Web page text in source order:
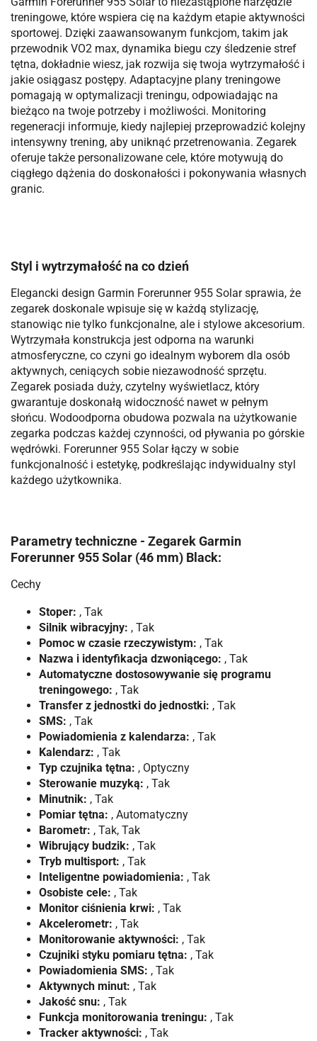
treningowe, które wspiera cię na każdym etapie aktywności
sportowej. Dzięki zaawansowanym funkcjom, takim jak
przewodnik VO2 max, dynamika biegu czy śledzenie stref
tętna, dokładnie wiesz, jak rozwija się twoja wytrzymałość i
jakie osiągasz postępy. Adaptacyjne plany treningowe
pomagają w optymalizacji treningu, odpowiadając na
bieżąco na twoje potrzeby i możliwości. Monitoring
regeneracji informuje, kiedy najlepiej przeprowadzić kolejny
intensywny trening, aby uniknąć przetrenowania. Zegarek
oferuje także personalizowane cele, które motywują do
ciągłego dążenia do doskonałości i pokonywania własnych
granic.
Styl i wytrzymałość na co dzień
Elegancki design Garmin Forerunner 955 Solar sprawia, że
zegarek doskonale wpisuje się w każdą stylizację,
stanowiąc nie tylko funkcjonalne, ale i stylowe akcesorium.
Wytrzymała konstrukcja jest odporna na warunki
atmosferyczne, co czyni go idealnym wyborem dla osób
aktywnych, ceniących sobie niezawodność sprzętu.
Zegarek posiada duży, czytelny wyświetlacz, który
gwarantuje doskonałą widoczność nawet w pełnym
słońcu. Wodoodporna obudowa pozwala na użytkowanie
zegarka podczas każdej czynności, od pływania po górskie
wędrówki. Forerunner 955 Solar łączy w sobie
funkcjonalność i estetykę, podkreślając indywidualny styl
każdego użytkownika.
Parametry techniczne - Zegarek Garmin
Forerunner 955 Solar (46 mm) Black:
Cechy
Stoper: , Tak
Silnik wibracyjny: , Tak
Pomoc w czasie rzeczywistym: , Tak
Nazwa i identyfikacja dzwoniącego: , Tak
Automatyczne dostosowywanie się programu
treningowego: , Tak
Transfer z jednostki do jednostki: , Tak
SMS: , Tak
Powiadomienia z kalendarza: , Tak
Kalendarz: , Tak
Typ czujnika tętna: , Optyczny
Sterowanie muzyką: , Tak
Minutnik: , Tak
Pomiar tętna: , Automatyczny
Barometr: , Tak, Tak
Wibrujący budzik: , Tak
Tryb multisport: , Tak
Inteligentne powiadomienia: , Tak
Osobiste cele: , Tak
Monitor ciśnienia krwi: , Tak
Akcelerometr: , Tak
Monitorowanie aktywności: , Tak
Czujniki styku pomiaru tętna: , Tak
Powiadomienia SMS: , Tak
Aktywnych minut: , Tak
Jakość snu: , Tak
Funkcja monitorowania treningu: , Tak
Tracker aktywności: , Tak